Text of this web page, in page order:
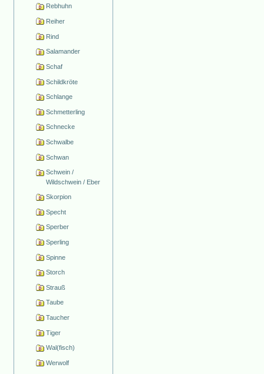
Rebhuhn
Reiher
Rind
Salamander
Schaf
Schildkröte
Schlange
Schmetterling
Schnecke
Schwalbe
Schwan
Schwein /
Wildschwein / Eber
Skorpion
Specht
Sperber
Sperling
Spinne
Storch
Strauß
Taube
Taucher
Tiger
Wal(fisch)
Werwolf